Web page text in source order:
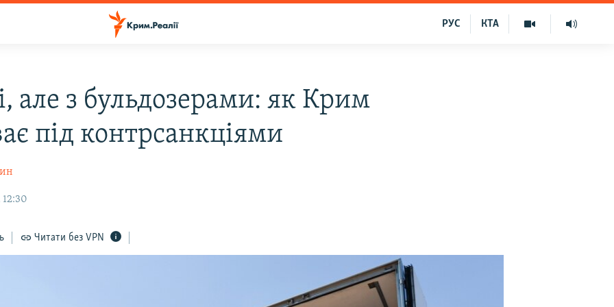
КТА
РУС
але з бульдозерами: як Крим
під контрсанкціями
12:30
Читати без VPN